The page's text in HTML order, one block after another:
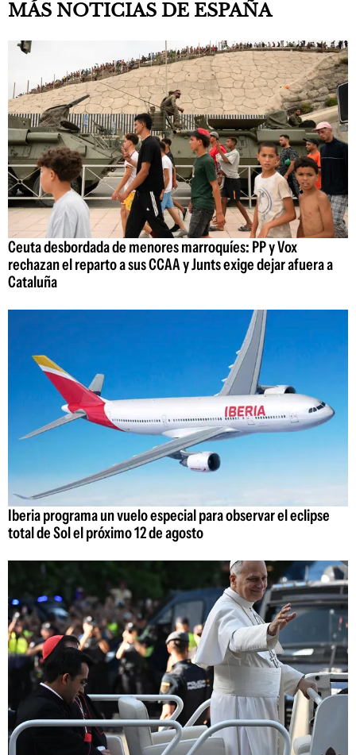
MÁS NOTICIAS DE ESPAÑA
Ceuta desbordada de menores marroquíes: PP y Vox
rechazan el reparto a sus CCAA y Junts exige dejar afuera a
Cataluña
Iberia programa un vuelo especial para observar el eclipse
total de Sol el próximo 12 de agosto